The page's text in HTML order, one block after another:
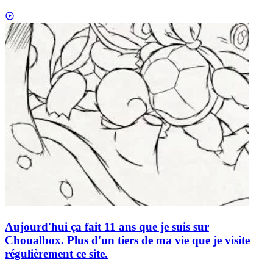
Aujourd'hui ça fait 11 ans que je suis sur
Choualbox. Plus d'un tiers de ma vie que je visite
régulièrement ce site.